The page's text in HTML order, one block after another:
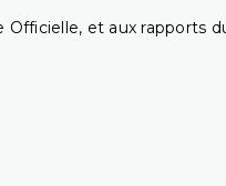
et aux rapports